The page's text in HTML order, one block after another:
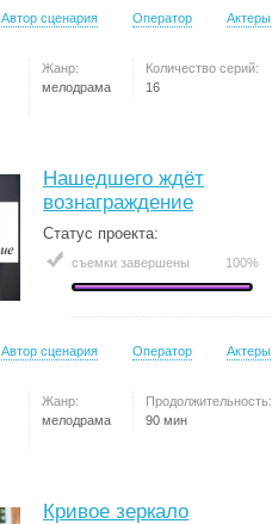
Автор сценария Оператор Актеры
Жанр:
мелодрама
Количество серий:
16
Нашедшего ждёт
вознаграждение
Статус проекта:
съемки завершены 100%
Автор сценария Оператор Актеры
Жанр:
мелодрама
Продолжительность:
90 мин
Кривое зеркало